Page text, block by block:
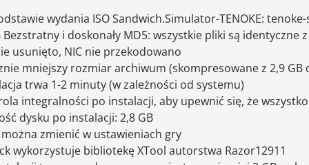
solo albo w co-opie ze znajomymi. W trybie
drugi składa kanapki, trzeci
Jeśli podoba ci się ten styl, sprawdź teżWrap
rytmie.
możesz zmieniać położenie składników i
pod własny flow. Później odblokowujesz
wydania ISO Sandwich.Simulator-TENOKE:
Bezstratny i doskonały MD5: wszystkie pliki są identyczne
usunięto, NIC nie przekodowano
mniejszy rozmiar archiwum (skompresowane z 2,9 GB
trwa 1-2 minuty (w zależności od systemu)
integralności po instalacji, aby upewnić się, że
dysku po instalacji: 2,8 GB
można zmienić w ustawieniach gry
wykorzystuje bibliotekę XTool autorstwa Razor12911